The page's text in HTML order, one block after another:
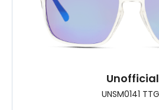
Unofficial
UNSM0141